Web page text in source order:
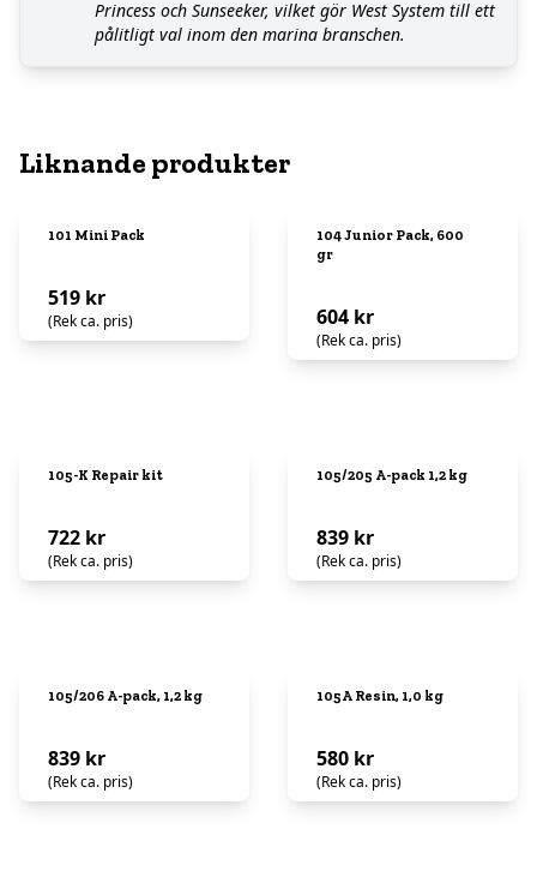
Princess och Sunseeker, vilket gör West System till ett
pålitligt val inom den marina branschen.
Liknande produkter
101 Mini Pack
519 kr
(Rek ca. pris)
104 Junior Pack, 600
gr
604 kr
(Rek ca. pris)
105-K Repair kit
722 kr
(Rek ca. pris)
105/205 A-pack 1,2 kg
839 kr
(Rek ca. pris)
105/206 A-pack, 1,2 kg
839 kr
(Rek ca. pris)
105A Resin, 1,0 kg
580 kr
(Rek ca. pris)